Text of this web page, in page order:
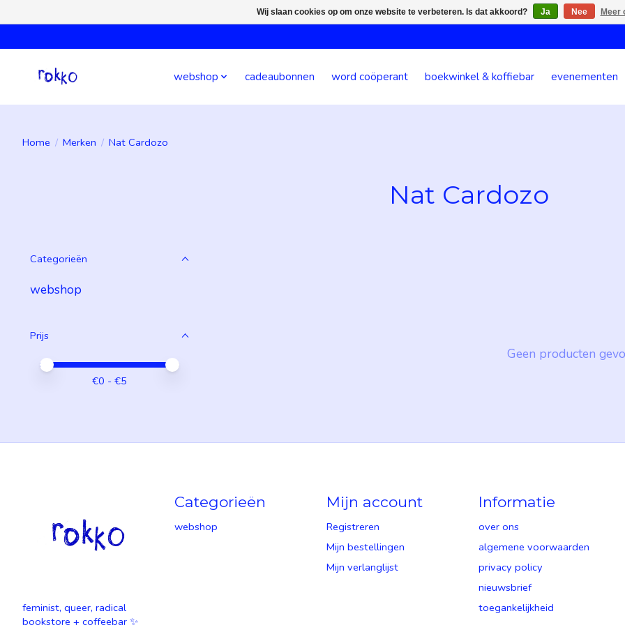
webshop cadeaubonnen word coöperant boekwinkel & koffiebar evenementen
Home / Merken / Nat Cardozo
Nat Cardozo
Categorieën
webshop
Prijs
Minimale prijswaarde
Price maximum value
€0 - €5
Geen producten
feminist, queer, radical
bookstore + coffeebar ✨
Categorieën
webshop
Mijn account
Registreren
Mijn bestellingen
Mijn verlanglijst
Informatie
over ons
algemene voorwaarden
privacy policy
nieuwsbrief
toegankelijkheid
Wij slaan cookies op om onze website te verbeteren. Is dat akkoord? Ja Nee Meer